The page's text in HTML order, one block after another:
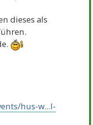
dieses als
hus-w...l-